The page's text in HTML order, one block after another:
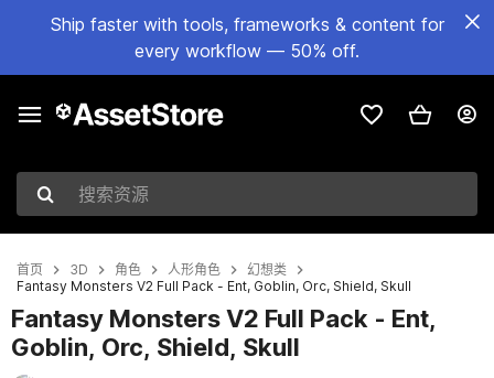
Ship faster with tools, frameworks & content for
every workflow — 50% off.
搜索资源
首页 3D 角色 人形角色
幻想类
Fantasy Monsters V2 Full Pack - Ent, Goblin, Orc, Shield, Skull
Fantasy Monsters V2 Full Pack - Ent,
Goblin, Orc, Shield, Skull